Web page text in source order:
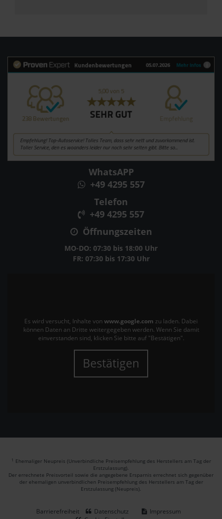
WhatsAPP
+49 4295 557
Telefon
+49 4295 557
Öffnungszeiten
MO-DO: 07:30 bis 18:00 Uhr
FR: 07:30 bis 17:30 Uhr
Es wird versucht, Inhalte von www.google.com zu laden. Dabei
können Daten an Dritte weitergegeben werden. Wenn Sie damit
einverstanden sind, klicken Sie bitte auf "Bestätigen".
Bestätigen
1 Ehemaliger Neupreis (Unverbindliche Preisempfehlung des Herstellers am Tag der
Erstzulassung).
Der errechnete Preisvorteil sowie die angegebene Ersparnis errechnet sich gegenüber
der ehemaligen unverbindlichen Preisempfehlung des Herstellers am Tag der
Erstzulassung (Neupreis).
Barrierefreiheit Datenschutz
Impressum